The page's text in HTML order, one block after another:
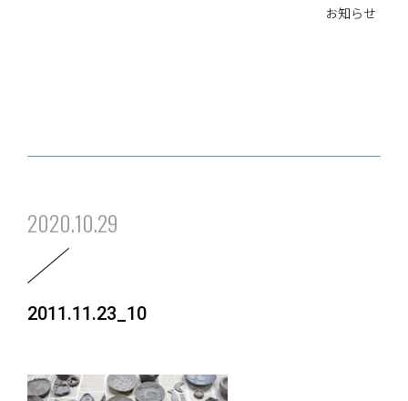
お知らせ
2020.10.29
2011.11.23_10